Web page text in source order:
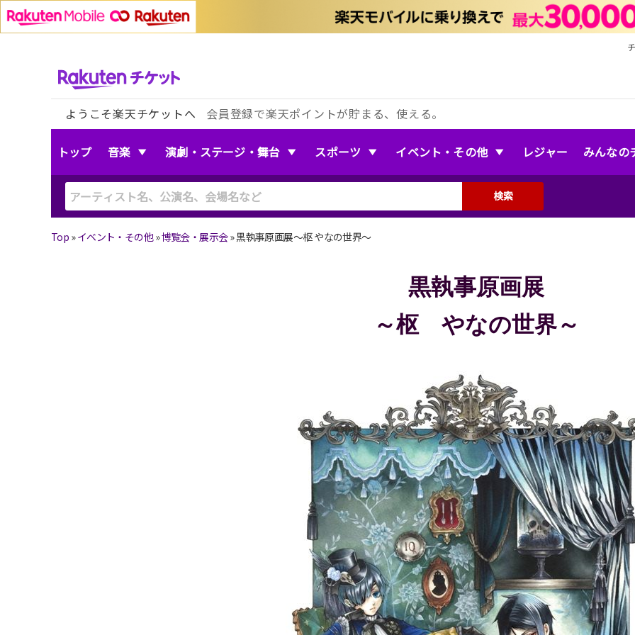
ようこそ楽天チケットへ 会員登録で楽天ポイントが貯まる、使える。
トップ 音楽 演劇・ステージ・舞台 スポーツ イベント・その他 レジャー みんなの
検索
Top »イベント・その他»博覧会・展示会»黒執事原画展〜枢 やなの世界〜
黒執事原画展
～枢 やなの世界～